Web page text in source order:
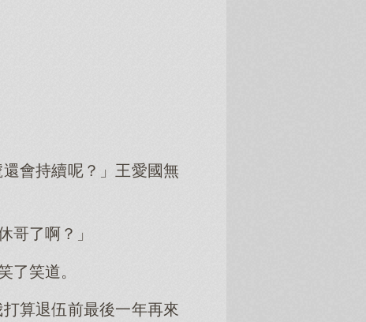
會持續呢？」王愛國無
哥了啊？」
了笑道。
算退伍前最後一年再來